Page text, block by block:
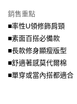
由本公司與您本人進行
3.完整用戶服務條款，請
是否繳費成功／繳費後
客戶支援中心」
【注意事項】
易，需依本服務之必要
權轉讓予恩沛科技股份有
２．關於個人資料處理
https://aftee.tw/terms/
每筆NT$70，滿
宅配
銷售重點
■率性U領修飾肩頸
■素面百搭必備款
■長款修身顯瘦版型
■舒適著感莫代爾棉
■單穿或當內搭都適合